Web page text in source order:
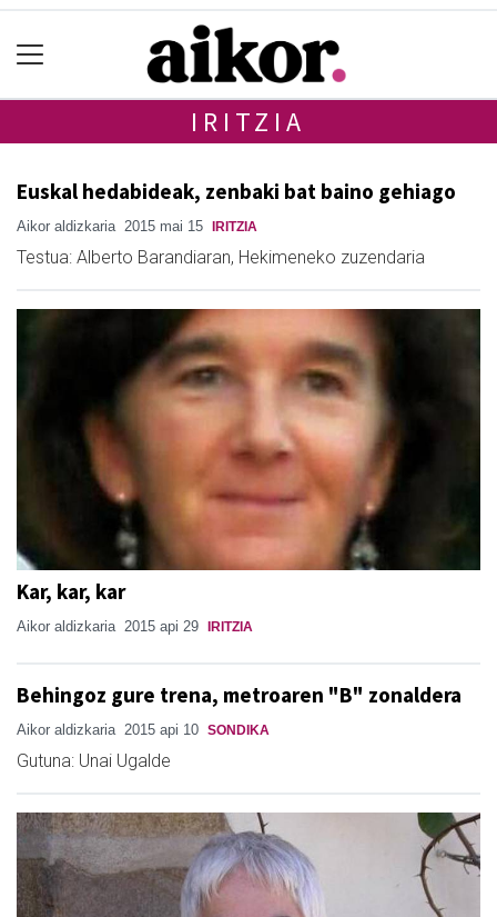
IRITZIA
Euskal hedabideak, zenbaki bat baino gehiago
Aikor aldizkaria 2015 mai 15 IRITZIA
Testua: Alberto Barandiaran, Hekimeneko zuzendaria
Kar, kar, kar
Aikor aldizkaria 2015 api 29 IRITZIA
Behingoz gure trena, metroaren "B" zonaldera
Aikor aldizkaria 2015 api 10 SONDIKA
Gutuna: Unai Ugalde